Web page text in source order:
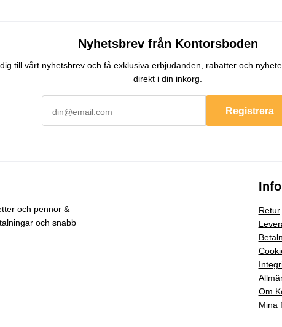
Nyhetsbrev från Kontorsboden
till vårt nyhetsbrev och få exklusiva erbjudanden, rabatter och
direkt i din inkorg.
Registrera
och pennor &
och snabb
Retur
Om
Mina